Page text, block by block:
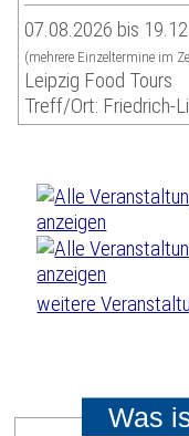
07.08.2026 bis
(mehrere Einzeltermine im
Leipzig Food Tours
Treff/Ort: Friedrich-
weitere
Was